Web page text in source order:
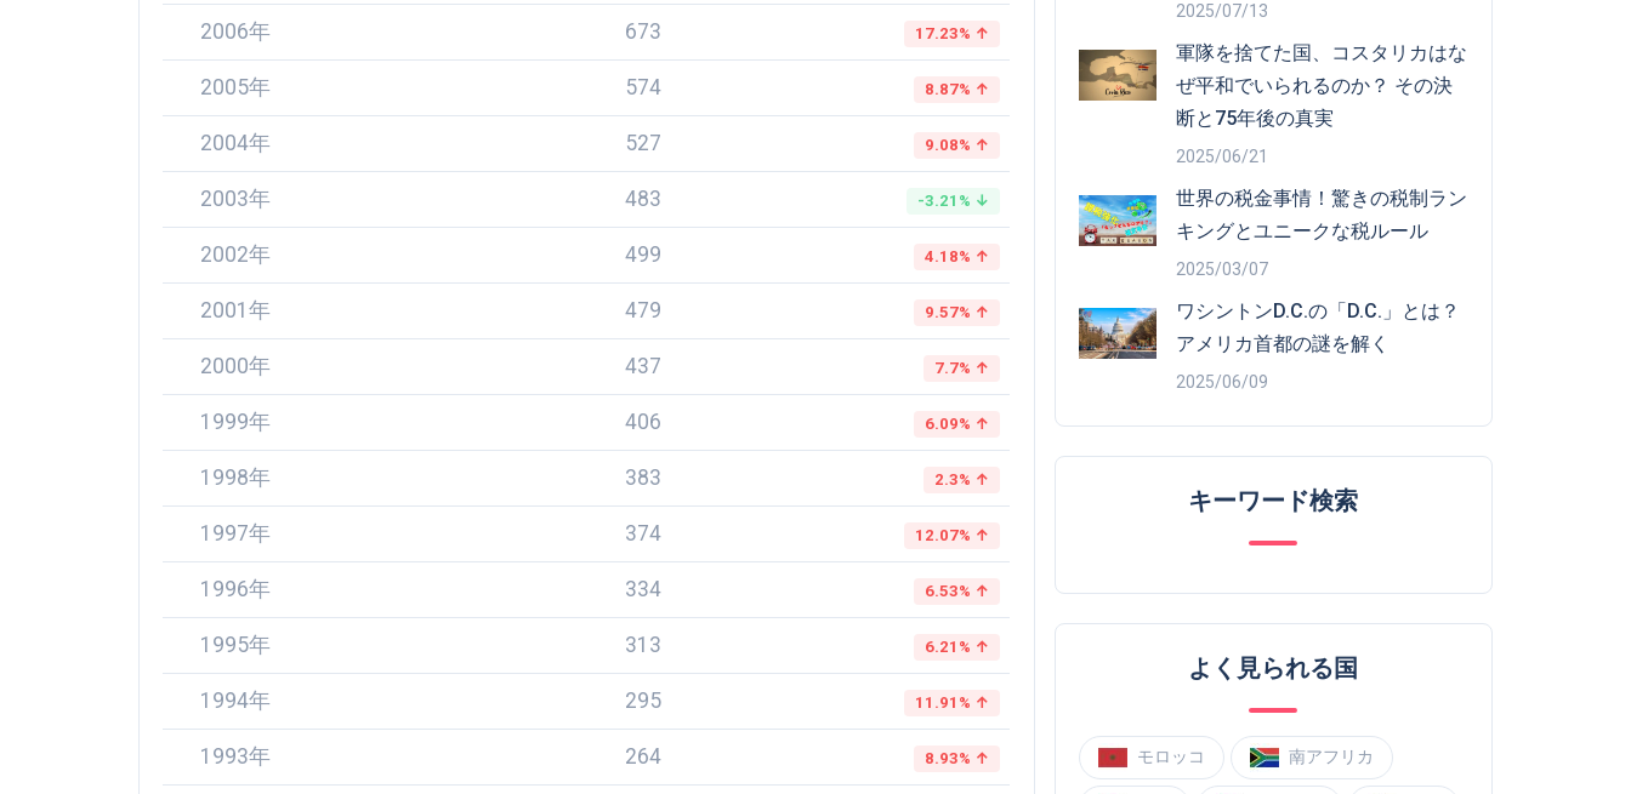
2006年 673 17.23% ↑
2005年 574 8.87% ↑
2004年 527 9.08% ↑
2003年 483 -3.21% ↓
2002年 499 4.18% ↑
2001年 479 9.57% ↑
2000年 437 7.7% ↑
1999年 406 6.09% ↑
1998年 383 2.3% ↑
1997年 374 12.07% ↑
1996年 334 6.53% ↑
1995年 313 6.21% ↑
1994年 295 11.91% ↑
1993年 264 8.93% ↑
2025/07/13
軍隊を捨てた国、コスタリカはな
ぜ平和でいられるのか？ その決
断と75年後の真実
2025/06/21
世界の税金事情！驚きの税制ラン
キングとユニークな税ルール
2025/03/07
ワシントンD.C.の「D.C.」とは？
アメリカ首都の謎を解く
2025/06/09
キーワード検索
よく見られる国
モロッコ 南アフリカ